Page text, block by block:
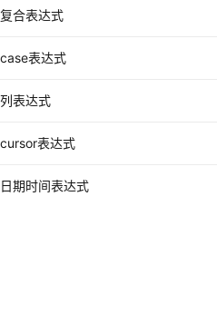
复合表达式
case表达式
列表达式
cursor表达式
日期时间表达式